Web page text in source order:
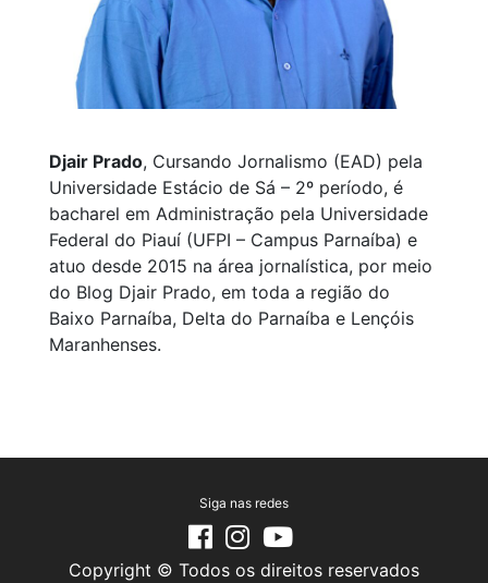
Djair Prado, Cursando Jornalismo (EAD) pela
Universidade Estácio de Sá – 2º período, é
bacharel em Administração pela Universidade
Federal do Piauí (UFPI – Campus Parnaíba) e
atuo desde 2015 na área jornalística, por meio
do Blog Djair Prado, em toda a região do
Baixo Parnaíba, Delta do Parnaíba e Lençóis
Maranhenses.
Siga nas redes
Copyright © Todos os direitos reservados